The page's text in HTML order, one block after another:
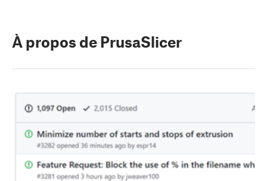
À propos de PrusaSlicer